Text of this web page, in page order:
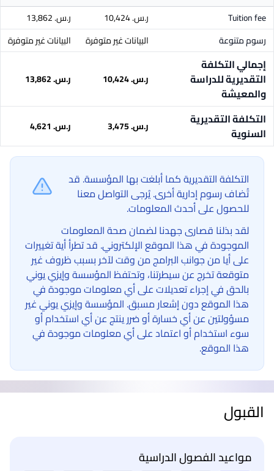
Tuition fee
ر.س.‏ 10,424
ر.س.‏ 13,862
رسوم متنوعة
البيانات غير متوفرة البيانات غير متوفرة
إجمالي التكلفة
التقديرية للدراسة
والمعيشة
ر.س.‏ 10,424 ر.س.‏ 13,862
التكلفة التقديرية
السنوية
ر.س.‏ 3,475 ر.س.‏ 4,621
التكلفة التقديرية كما أبلغت بها المؤسسة. قد
تُضاف رسوم إدارية أخرى. يُرجى التواصل معنا
للحصول على أحدث المعلومات.
لقد بذلنا قصارى جهدنا لضمان صحة المعلومات
الموجودة في هذا الموقع الإلكتروني. قد تطرأ أية تغييرات
على أيا من جوانب البرامج من وقت لآخر بسبب ظروف غير
متوقعة تخرج عن سيطرتنا، وتحتفظ المؤسسة وإيزي يوني
بالحق في إجراء تعديلات على أي معلومات موجودة في
هذا الموقع دون إشعار مسبق. المؤسسة وإيزي يوني غير
مسؤولتين عن أي خسارة أو ضرر ينتج عن أي استخدام أو
سوء استخدام أو اعتماد على أي معلومات موجودة في
هذا الموقع.
القبول
مواعيد الفصول الدراسية